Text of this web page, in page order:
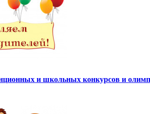
и школьных конкурсов и